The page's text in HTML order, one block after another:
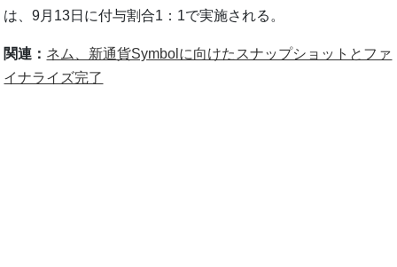
は、9月13日に付与割合1：1で実施される。
関連： ネム、新通貨Symbolに向けたスナップショットとファ
イナライズ完了